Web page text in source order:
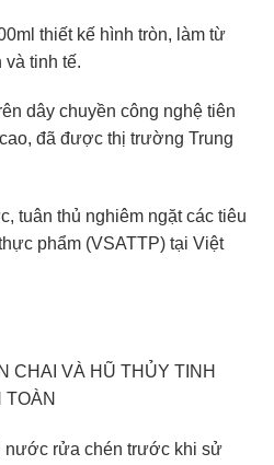
thiết kế hình tròn, làm từ
và tinh tế.
dây chuyền công nghệ tiên
đã được thị trường Trung
tuân thủ nghiêm ngặt các tiêu
phẩm (VSATTP) tại Việt
CHAI VÀ HŨ THỦY TINH
TOÀN
nước rửa chén trước khi sử